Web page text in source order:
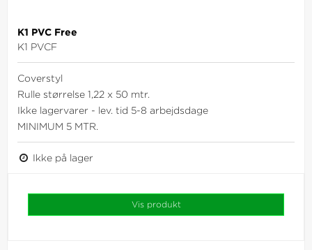
K1 PVC Free
K1 PVCF
Coverstyl
Rulle størrelse 1,22 x 50 mtr.
Ikke lagervarer - lev. tid 5-8 arbejdsdage
MINIMUM 5 MTR.
Ikke på lager
Vis produkt